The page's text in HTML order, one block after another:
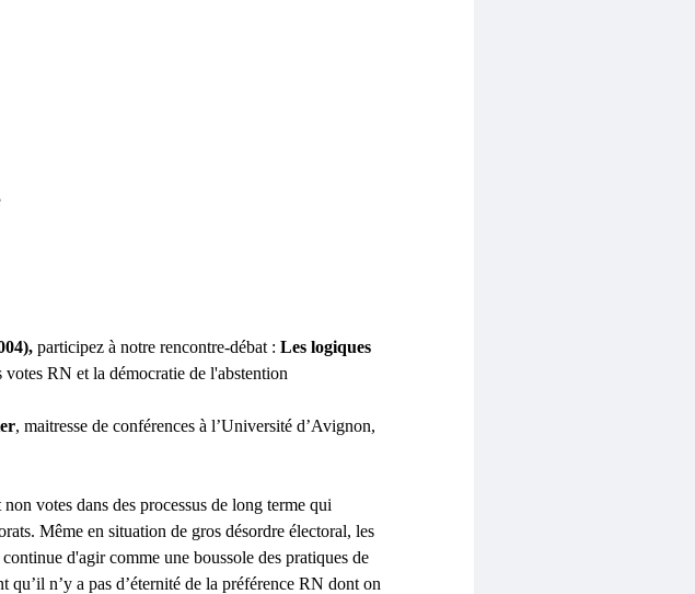
participez à notre rencontre-débat : Les logiques
RN et la démocratie de l'abstention
, maitresse de conférences à l’Université d’Avignon,
votes dans des processus de long terme qui
Même en situation de gros désordre électoral, les
d'agir comme une boussole des pratiques de
n’y a pas d’éternité de la préférence RN dont on